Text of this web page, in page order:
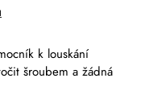
k louskání
šroubem a žádná